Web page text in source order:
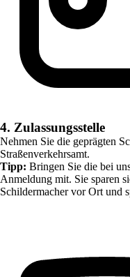
4. Zulassungsstelle
Nehmen Sie die geprägten
Straßenverkehrsamt.
Tipp: Bringen Sie die bei
Anmeldung mit. Sie sparen
Schildermacher vor Ort und